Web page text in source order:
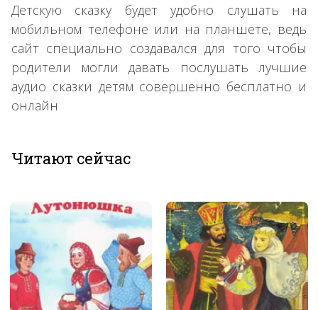
Детскую сказку будет удобно слушать на
мобильном телефоне или на планшете, ведь
сайт специально создавался для того чтобы
родители могли давать послушать лучшие
аудио сказки детям совершенно бесплатно и
онлайн
Читают сейчас